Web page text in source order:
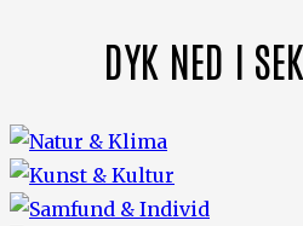
DYK NED I